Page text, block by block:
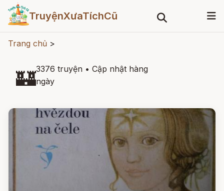
TruyệnXưaTíchCũ
Trang chủ >
🏰3376 truyện • Cập nhật hàng
ngày